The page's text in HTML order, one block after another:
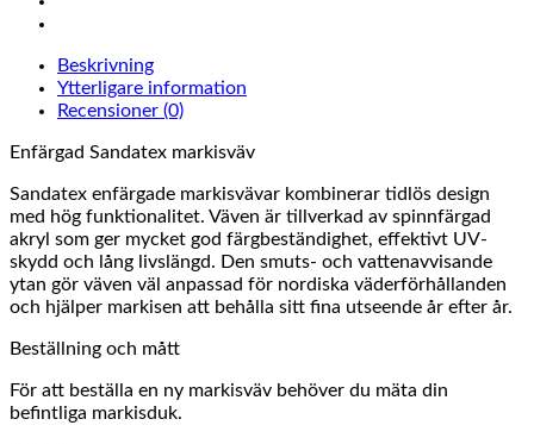
Beskrivning
Ytterligare information
Recensioner (0)
Enfärgad Sandatex markisväv
Sandatex enfärgade markisvävar kombinerar tidlös design
med hög funktionalitet. Väven är tillverkad av spinnfärgad
akryl som ger mycket god färgbeständighet, effektivt UV-
skydd och lång livslängd. Den smuts- och vattenavvisande
ytan gör väven väl anpassad för nordiska väderförhållanden
och hjälper markisen att behålla sitt fina utseende år efter år.
Beställning och mått
För att beställa en ny markisväv behöver du mäta din
befintliga markisduk.